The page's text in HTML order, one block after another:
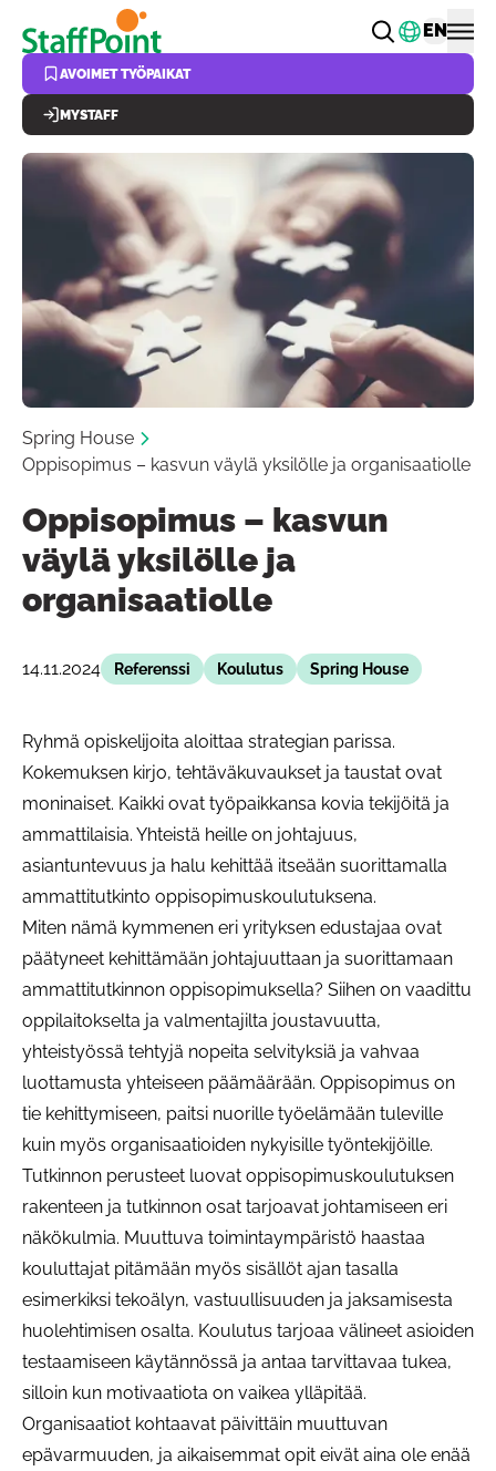
Hyppää pääsisältöön Vaihda
EN
AVOIMET TYÖPAIKAT
MYSTAFF
Spring House
Oppisopimus – kasvun väylä yksilölle ja organisaatiolle
Oppisopimus – kasvun
väylä yksilölle ja
organisaatiolle
14.11.2024 Referenssi Koulutus Spring House
Ryhmä opiskelijoita aloittaa strategian parissa.
Kokemuksen kirjo, tehtäväkuvaukset ja taustat ovat
moninaiset. Kaikki ovat työpaikkansa kovia tekijöitä ja
ammattilaisia. Yhteistä heille on johtajuus,
asiantuntevuus ja halu kehittää itseään suorittamalla
ammattitutkinto oppisopimuskoulutuksena.
Miten nämä kymmenen eri yrityksen edustajaa ovat
päätyneet kehittämään johtajuuttaan ja suorittamaan
ammattitutkinnon oppisopimuksella? Siihen on vaadittu
oppilaitokselta ja valmentajilta joustavuutta,
yhteistyössä tehtyjä nopeita selvityksiä ja vahvaa
luottamusta yhteiseen päämäärään. Oppisopimus on
tie kehittymiseen, paitsi nuorille työelämään tuleville
kuin myös organisaatioiden nykyisille työntekijöille.
Tutkinnon perusteet luovat oppisopimuskoulutuksen
rakenteen ja tutkinnon osat tarjoavat johtamiseen eri
näkökulmia. Muuttuva toimintaympäristö haastaa
kouluttajat pitämään myös sisällöt ajan tasalla
esimerkiksi tekoälyn, vastuullisuuden ja jaksamisesta
huolehtimisen osalta. Koulutus tarjoaa välineet asioiden
testaamiseen käytännössä ja antaa tarvittavaa tukea,
silloin kun motivaatiota on vaikea ylläpitää.
Organisaatiot kohtaavat päivittäin muuttuvan
epävarmuuden, ja aikaisemmat opit eivät aina ole enää